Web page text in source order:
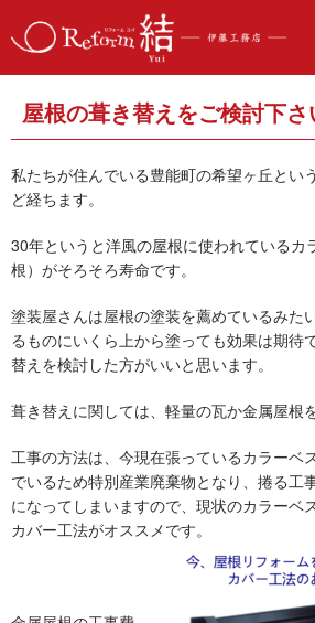
屋根の葺き替えをご検討下さ
私たちが住んでいる豊能町の希望ヶ丘とい
ど経ちます。
30年というと洋風の屋根に使われているカ
根）がそろそろ寿命です。
塗装屋さんは屋根の塗装を薦めているみた
るものにいくら上から塗っても効果は期待
替えを検討した方がいいと思います。
葺き替えに関しては、軽量の瓦か金属屋根
工事の方法は、今現在張っているカラーベ
でいるため特別産業廃棄物となり、捲る工
になってしまいますので、現状のカラーベ
カバー工法がオススメです。